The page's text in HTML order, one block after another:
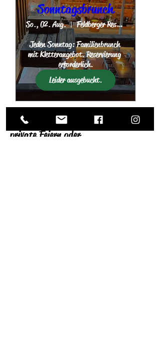
Sonntagsbrunch
So., 02. Aug.
Feldberger Restaurant
Jeden Sonntag: Familienbrunch
mit Kletterangebot. Reservierung
erforderlich.
Leider ausgebucht.
Kann ich das Feldberger auch für
private Feiern oder